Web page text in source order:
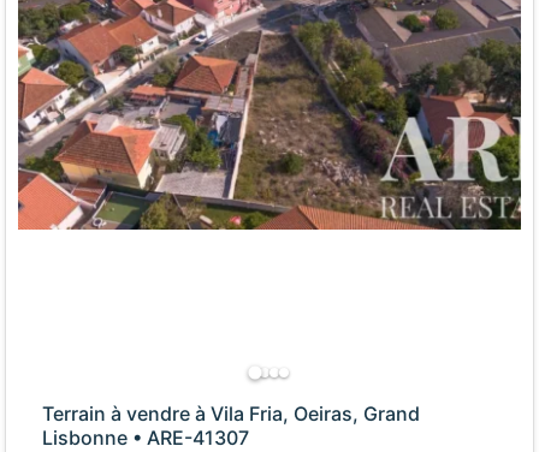
Terrain à vendre à Vila Fria, Oeiras, Grand
Lisbonne • ARE-41307